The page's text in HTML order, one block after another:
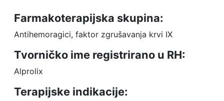
Farmakoterapijska skupina:
Antihemoragici, faktor zgrušavanja krvi IX
Tvorničko ime registrirano u RH:
Alprolix
Terapijske indikacije: